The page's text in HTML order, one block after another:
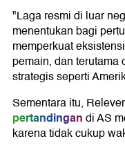
"Laga resmi di luar
menentukan bagi
memperkuat
pemain, dan terutama
strategis seperti
Sementara itu,
pertandingandi AS
karena tidak cukup